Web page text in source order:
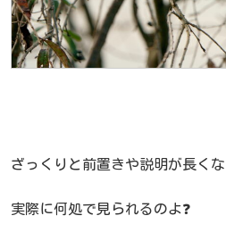
ざっくりと前置きや説明が長く
実際に何処で見られるのよ❓